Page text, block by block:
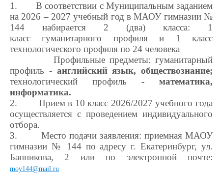
1.
В соответствии с Муниципальным заданием
на 2026 – 2027 учебный год в МАОУ гимназии №
144 набирается 2 (два) класса: 1
классгуманитарного профиля и 1 класс
технологического профиля по 24 человека
Профильные предметы: гуманитарный
профиль - английский язык, обществознание;
технологический профиль - математика,
информатика.
2.
Прием в 10 класс 2026/2027 учебного года
осуществляется с проведением индивидуального
отбора.
3.
Место подачи заявления: приемная МАОУ
гимназии № 144 по адресу г. Екатеринбург, ул.
Банникова, 2 или по электронной почте:
moy144@mail.ru